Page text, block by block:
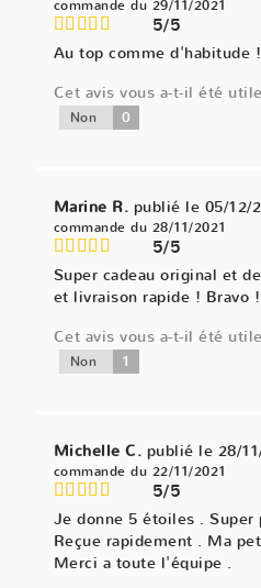
commande du 29/11/2021
5/5
Au top comme d'habitude
Cet avis vous a-t-il été
Non 0
Marine R. publié le 05/12/
commande du 28/11/2021
5/5
Super cadeau original et
et livraison rapide ! Bravo
Cet avis vous a-t-il été
Non 1
Michelle C. publié le 28/
commande du 22/11/2021
5/5
Je donne 5 étoiles .
Reçue rapidement . Ma
Merci a toute l'équipe .